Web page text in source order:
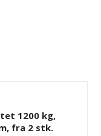
1200 kg,
fra 2 stk.